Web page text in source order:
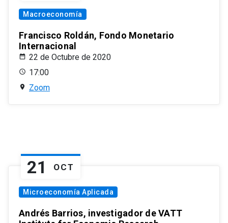
Macroeconomía
Francisco Roldán, Fondo Monetario
Internacional
22 de Octubre de 2020
17:00
Zoom
21 OCT
Microeconomía Aplicada
Andrés Barrios, investigador de VATT